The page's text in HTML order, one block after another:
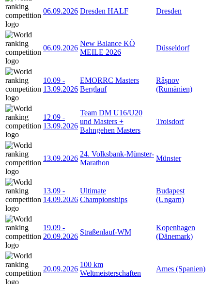
06.09.2026 Dresden HALF Dresden
06.09.2026
New Balance KÖ
MEILE 2026
Düsseldorf
10.09 -
13.09.2026
EMORRC Masters
Berglauf
Râșnov
(Rumänien)
12.09 -
13.09.2026
Team DM U16/U20
und Masters +
Bahngehen Masters
Troisdorf
13.09.2026
24. Volksbank-Münster-
Marathon
Münster
13.09 -
14.09.2026
Ultimate
Championships
Budapest
(Ungarn)
19.09 -
20.09.2026
Straßenlauf-WM
Kopenhagen
(Dänemark)
20.09.2026
100 km
Weltmeisterschaften
Ames (Spanien)